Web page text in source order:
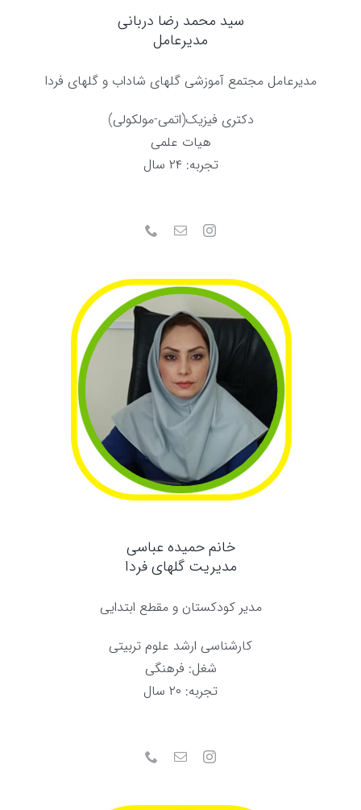
سید محمد رضا دربانی
مدیرعامل
مدیرعامل مجتمع آموزشی گلهای شاداب و گلهای فردا
دکتری فیزیک(اتمی-مولکولی)
هیات علمی
تجربه: ۲۴ سال
خانم حمیده عباسی
مدیریت گلهای فردا
مدیر کودکستان و مقطع ابتدایی
کارشناسی ارشد علوم تربیتی
شغل: فرهنگی
تجربه: ۲۰ سال